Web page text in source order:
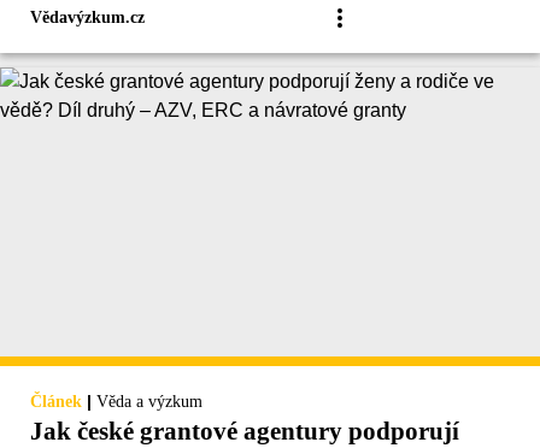
Vědavýzkum.cz
Článek | Věda a výzkum
Jak české grantové agentury podporují